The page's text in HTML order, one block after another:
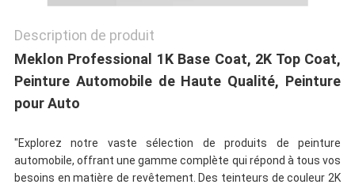
Description de produit
Meklon Professional 1K Base Coat, 2K Top Coat,
Peinture Automobile de Haute Qualité, Peinture
pour Auto
"Explorez notre vaste sélection de produits de peinture
automobile, offrant une gamme complète qui répond à tous vos
besoins en matière de revêtement. Des teinteurs de couleur 2K